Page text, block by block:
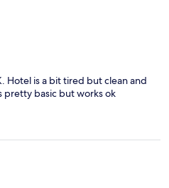
Hotel is a bit tired but clean and
pretty basic but works ok